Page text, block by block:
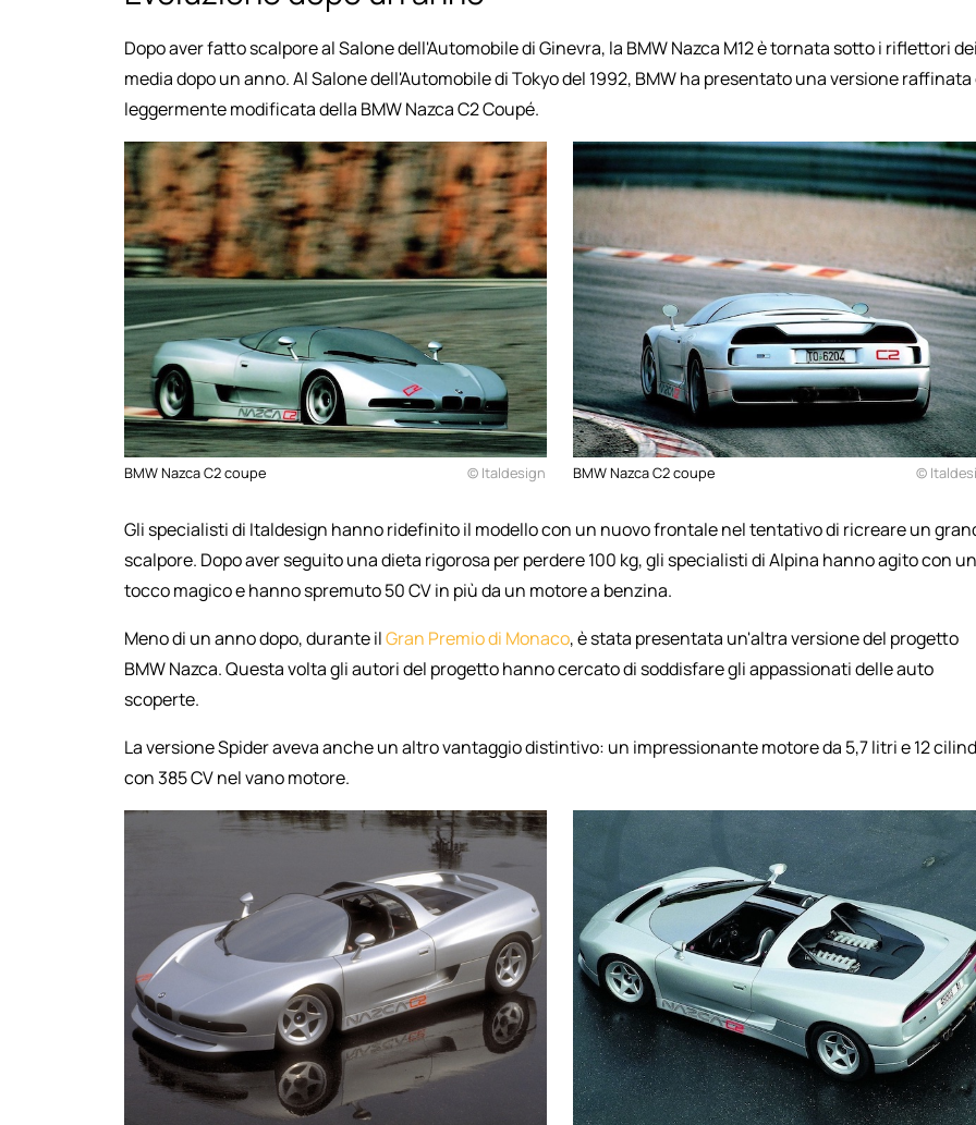
Dopo aver fatto scalpore al Salone dell'Automobile di Ginevra, la BMW Nazca M12 è tornata sotto i riflettori
media dopo un anno. Al Salone dell'Automobile di Tokyo del 1992, BMW ha presentato una versione raffinata
leggermente modificata della BMW Nazca C2 Coupé.
BMW Nazca C2 coupe © Italdesign BMW Nazca C2 coupe ©
Gli specialisti di Italdesign hanno ridefinito il modello con un nuovo frontale nel tentativo di ricreare un
scalpore. Dopo aver seguito una dieta rigorosa per perdere 100 kg, gli specialisti di Alpina hanno agito con un
tocco magico e hanno spremuto 50 CV in più da un motore a benzina.
Meno di un anno dopo, durante ilGran Premio di Monaco, è stata presentata un'altra versione del progetto
BMW Nazca. Questa volta gli autori del progetto hanno cercato di soddisfare gli appassionati delle auto
scoperte.
La versione Spider aveva anche un altro vantaggio distintivo: un impressionante motore da 5,7 litri e 12
con 385 CV nel vano motore.